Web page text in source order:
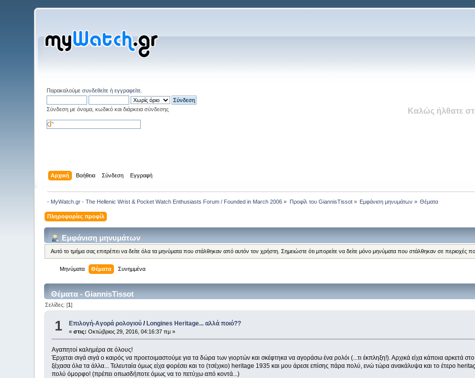
Παρακαλούμεσυνδεθείτε ήεγγραφείτε
Σύνδεση με όνομα, κωδικό και διάρκεια σύνδεσης Καλώς ήλθατε
Αρχική Βοήθεια Σύνδεση Εγγραφή
- MyWatch.gr - The Hellenic Wrist & Pocket Watch Enthusiasts Forum / Founded in March 2006 » Προφίλ του GiannisTissot» Εμφάνιση μηνυμάτων » Θέματα
Πληροφορίες προφίλ
Εμφάνιση μηνυμάτων
Αυτό το τμήμα σας επιτρέπει να δείτε όλα τα μηνύματα που στάλθηκαν από αυτόν τον χρήστη. Σημειώστε ότι μπορείτε να δείτε μόνο μηνύματα που στάλθηκαν σε περιοχές
Μηνύματα Θέματα Συνημμένα
Θέματα - GiannisTissot
Σελίδες: [1]
1 Επιλογή-Αγορά ρολογιού /Longines Heritage... αλλά ποιό??
«στις: Οκτώβριος 29, 2016, 04:16:37 πμ »
Αγαπητοί καλημέρα σε όλους!
Έρχεται σιγά σιγά ο καιρός να προετοιμαστούμε για τα δώρα των γιορτών και σκέφτηκα να αγοράσω ένα ρολόι (...τι έκπληξη!). Αρχικά είχα κάποια
ξέχασα όλα τα άλλα... Τελευταία όμως είχα φορέσει και το (τσέχικο) heritage 1935 και μου άρεσε επίσης πάρα πολύ, ενώ τώρα ανακάλυψα και το έτερο
πολύ όμορφο! (πρέπει οπωσδήποτε όμως να το πετύχω από κοντά...)